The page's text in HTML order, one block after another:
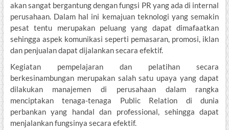
akan sangat bergantung dengan fungsi PR yang ada di internal
perusahaan. Dalam hal ini kemajuan teknologi yang semakin
pesat tentu merupakan peluang yang dapat dimafaatkan
sehingga aspek komunikasi seperti pemasaran, promosi, iklan
dan penjualan dapat dijalankan secara efektif.
Kegiatan pempelajaran dan pelatihan secara
berkesinambungan merupakan salah satu upaya yang dapat
dilakukan manajemen di perusahaan dalam rangka
menciptakan tenaga-tenaga Public Relation di dunia
perbankan yang handal dan professional, sehingga dapat
menjalankan fungsinya secara efektif.